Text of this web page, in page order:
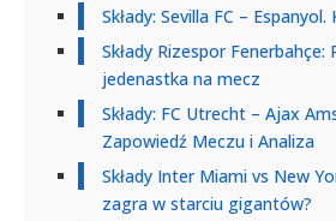
Składy: Sevilla FC –
Składy Rizespor
jedenastka na mecz
Składy: FC Utrecht – Ajax
Zapowiedź Meczu i Analiza
Składy Inter Miami vs New
zagra w starciu gigantów?